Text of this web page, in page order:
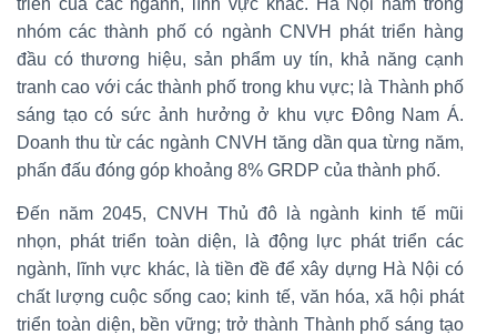
nhóm các thành phố có ngành CNVH phát triển hàng
đầu có thương hiệu, sản phẩm uy tín, khả năng cạnh
tranh cao với các thành phố trong khu vực; là Thành phố
sáng tạo có sức ảnh hưởng ở khu vực Đông Nam Á.
Doanh thu từ các ngành CNVH tăng dần qua từng năm,
phấn đấu đóng góp khoảng 8% GRDP của thành phố.
Đến năm 2045, CNVH Thủ đô là ngành kinh tế mũi
nhọn, phát triển toàn diện, là động lực phát triển các
ngành, lĩnh vực khác, là tiền đề để xây dựng Hà Nội có
chất lượng cuộc sống cao; kinh tế, văn hóa, xã hội phát
triển toàn diện, bền vững; trở thành Thành phố sáng tạo